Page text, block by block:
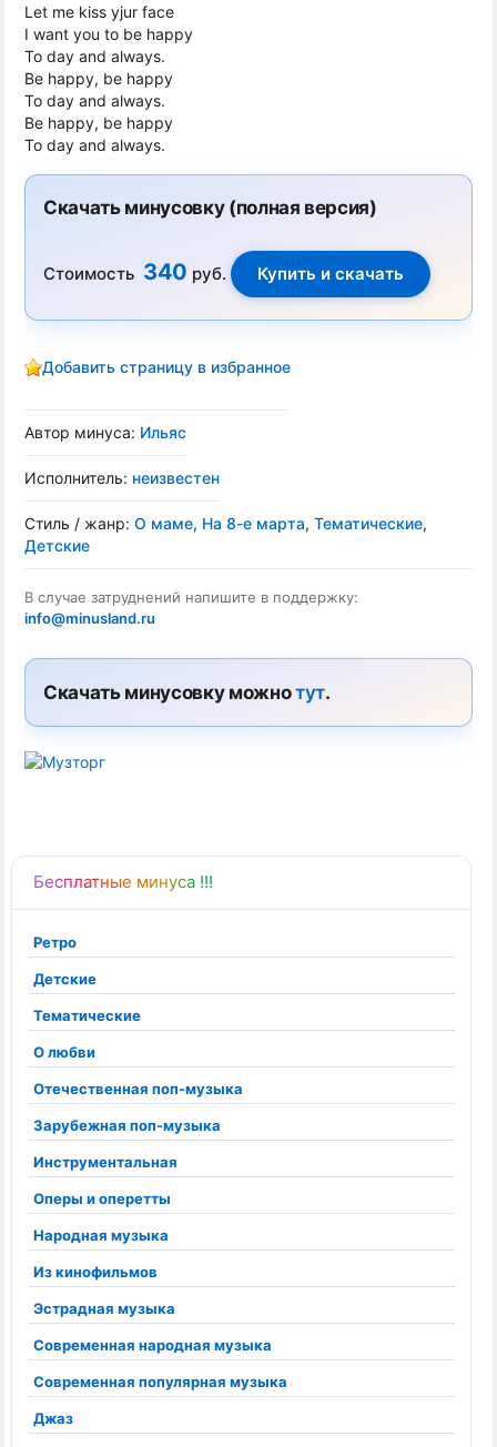
Бесплатные минуса !!!
Ретро
Детские
Тематические
О любви
Отечественная поп-музыка
Зарубежная поп-музыка
Инструментальная
Оперы и оперетты
Народная музыка
Из кинофильмов
Эстрадная музыка
Современная народная музыка
Современная популярная музыка
Джаз
Let me kiss yjur face
I want you to be happy
To day and always.
Be happy, be happy
To day and always.
Be happy, be happy
To day and always.
Скачать минусовку (полная версия)
Стоимость 340 руб.
Добавить страницу в избранное
Автор минуса: Ильяс
Исполнитель: неизвестен
Стиль / жанр: О маме, На 8-е марта, Тематические,
Детские
В случае затруднений напишите в поддержку:
info@minusland.ru
Скачать минусовку можнотут.